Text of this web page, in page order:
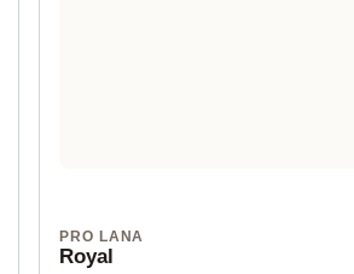
PRO LANA
Royal